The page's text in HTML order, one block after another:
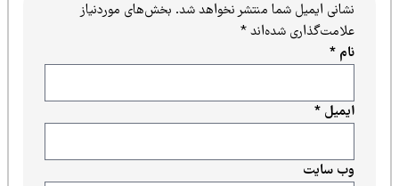
نشانی ایمیل شما منتشر نخواهد شد.بخش‌های موردنیاز
علامت‌گذاری شده‌اند*
ایمیل*
وب‌ سایت